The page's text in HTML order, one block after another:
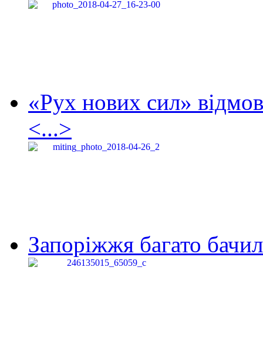
«Рух нових сил»
<...>
Запоріжжя багато